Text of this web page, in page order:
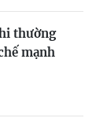
thường
mạnh